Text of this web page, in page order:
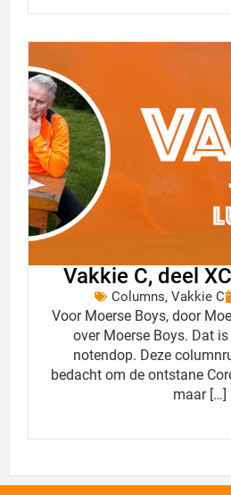
Vakkie C, deel
Columns, Vakkie C
Voor Moerse Boys, door
over Moerse Boys. Dat
notendop. Deze
bedacht om de ontstane
maar […]